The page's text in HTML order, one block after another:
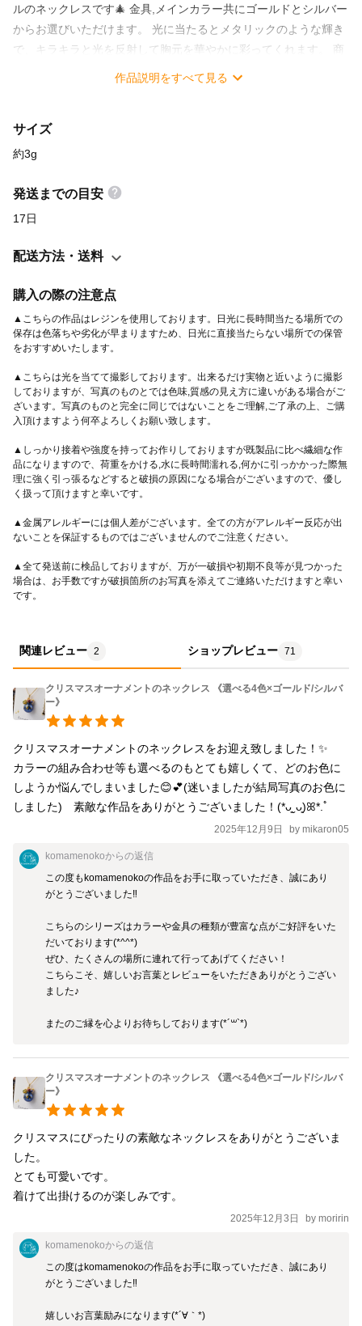
ルのネックレスです🎄 金具,メインカラー共にゴールドとシルバー
からお選びいただけます。 光に当たるとメタリックのような輝き
で、キラキラと光を反射して胸元を華やかに彩ってくれます。 商
品写真より金具&メインカラーとオーナメントボールのお色をご覧
てからの制作になりますため、発送までのお日にちを【17日】に
設定させていただいております。 進捗情報はSNS(X:旧Twitter)に
フォローしてお待ちいただけますと幸いです(*^^*) +++ーーーーー
ーーーーーーーーーーー+++ ○サイズ：約30mm(金具を除く) ○重
くださいませ ・真鍮ﾒｯｷﾁｪｰﾝ 50cm +ｱｼﾞｬｽﾀｰ5cm ・ﾆｯｹﾙﾌﾘｰﾒｯｷﾁｪｰ
ちらの金具にはニッケルメッキ加工が施されております。アレル
ギー等お持ちの方はご注意くださいませ。 +++ーーーーーーーー
ーーーーーーーー+++ 全て発送前に検品しておりますが、万が一
破損や初期不良等が見つかった場合は、お手数ですがご連絡いた
だけますと幸いです。 他に不明点やお気付きの点がございました
ら、お気軽にメッセージにてご連絡くださいませ。 よろしくお願
い致します(*´꒳`*) 〈検索用タグ〉 #アレルギー対応 #ネックレス #
人可愛い #大ぶり #個性的 #ワイヤー #ワイヤーフラワー #レジン
#ゴールド #シルバー #クリスマス #クリスマスラッピング #ラッ
ピング #ギフト #クリスマスオーナメント #オーナメントボール #
作品説明をすべて見る
サイズ
約3g
発送までの目安
17日
配送方法・送料
購入の際の注意点
▲こちらの作品はレジンを使用しております。日光に長時間当たる場所での
保存は色落ちや劣化が早まりますため、日光に直接当たらない場所での保管
をおすすめいたします。
▲こちらは光を当てて撮影しております。出来るだけ実物と近いように撮影
しておりますが、写真のものとでは色味,質感の見え方に違いがある場合がご
ざいます。写真のものと完全に同じではないことをご理解,ご了承の上、ご購
入頂けますよう何卒よろしくお願い致します。
▲しっかり接着や強度を持ってお作りしておりますが既製品に比べ繊細な作
品になりますので、荷重をかける,水に長時間濡れる,何かに引っかかった際無
理に強く引っ張るなどすると破損の原因になる場合がございますので、優し
く扱って頂けますと幸いです。
▲金属アレルギーには個人差がございます。全ての方がアレルギー反応が出
ないことを保証するものではございませんのでご注意ください。
▲全て発送前に検品しておりますが、万が一破損や初期不良等が見つかった
場合は、お手数ですが破損箇所のお写真を添えてご連絡いただけますと幸い
です。
関連レビュー 2 ショップレビュー 71
クリスマスオーナメントのネックレス 《選べる4色×ゴールド/シルバ
ー》
クリスマスオーナメントのネックレスをお迎え致しました！✨
カラーの組み合わせ等も選べるのもとても嬉しくて、どのお色に
しようか悩んでしまいました😊💕(迷いましたが結局写真のお色に
しました)　素敵な作品をありがとうございました！‪(*ᴗ͈ˬᴗ͈)ꕤ*.ﾟ
2025年12月9日 by mikaron05
komamenokoからの返信
この度もkomamenokoの作品をお手に取っていただき、誠にあり
がとうございました‼︎
こちらのシリーズはカラーや金具の種類が豊富な点がご好評をいた
だいております(*^^*)
ぜひ、たくさんの場所に連れて行ってあげてください！
こちらこそ、嬉しいお言葉とレビューをいただきありがとうござい
ました♪
またのご縁を心よりお待ちしております(*´꒳`*)
クリスマスオーナメントのネックレス 《選べる4色×ゴールド/シルバ
ー》
クリスマスにぴったりの素敵なネックレスをありがとうございま
した。
とても可愛いです。
着けて出掛けるのが楽しみです。
2025年12月3日 by moririn
komamenokoからの返信
この度はkomamenokoの作品をお手に取っていただき、誠にあり
がとうございました‼︎
嬉しいお言葉励みになります(*´∀｀*)